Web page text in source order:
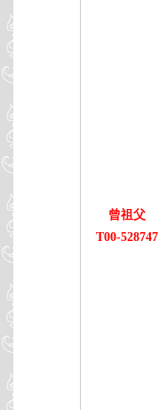
曾祖父
T00-528747